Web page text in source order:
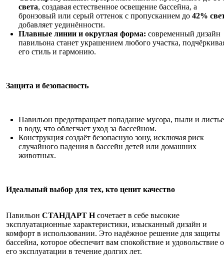
света, создавая естественное освещение бассейна, а
бронзовый или серый оттенок с пропусканием до 42%
добавляет уединённости.
Плавные линии и округлая форма: современный дизайн
павильона станет украшением любого участка,
его стиль и гармонию.
Защита и безопасность
Павильон предотвращает попадание мусора, пыли и
в воду, что облегчает уход за бассейном.
Конструкция создаёт безопасную зону, исключая риск
случайного падения в бассейн детей или домашних
животных.
Идеальный выбор для тех, кто ценит качество
Павильон СТАНДАРТ Нсочетает в себе высокие
эксплуатационные характеристики, изысканный дизайн и
комфорт в использовании. Это надёжное решение для защиты
бассейна, которое обеспечит вам спокойствие и удовольствие
его эксплуатации в течение долгих лет.